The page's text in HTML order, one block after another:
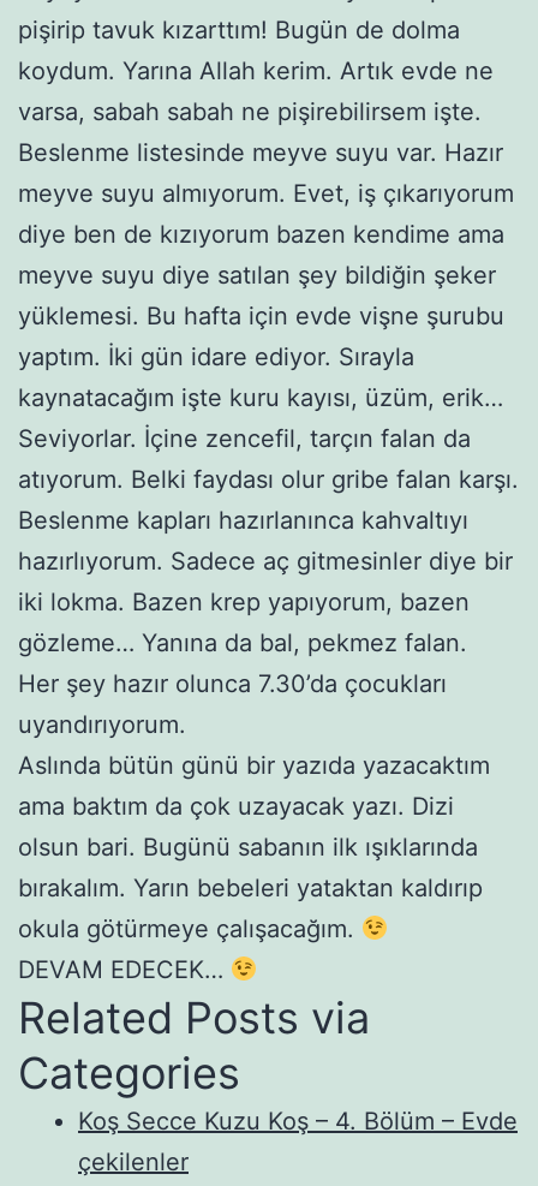
pişirip tavuk kızarttım! Bugün de dolma
koydum. Yarına Allah kerim. Artık evde ne
varsa, sabah sabah ne pişirebilirsem işte.
Beslenme listesinde meyve suyu var. Hazır
meyve suyu almıyorum. Evet, iş çıkarıyorum
diye ben de kızıyorum bazen kendime ama
meyve suyu diye satılan şey bildiğin şeker
yüklemesi. Bu hafta için evde vişne şurubu
yaptım. İki gün idare ediyor. Sırayla
kaynatacağım işte kuru kayısı, üzüm, erik…
Seviyorlar. İçine zencefil, tarçın falan da
atıyorum. Belki faydası olur gribe falan karşı.
Beslenme kapları hazırlanınca kahvaltıyı
hazırlıyorum. Sadece aç gitmesinler diye bir
iki lokma. Bazen krep yapıyorum, bazen
gözleme… Yanına da bal, pekmez falan.
Her şey hazır olunca 7.30’da çocukları
uyandırıyorum.
Aslında bütün günü bir yazıda yazacaktım
ama baktım da çok uzayacak yazı. Dizi
olsun bari. Bugünü sabanın ilk ışıklarında
bırakalım. Yarın bebeleri yataktan kaldırıp
okula götürmeye çalışacağım.
DEVAM EDECEK…
Related Posts via
Categories
Koş Secce Kuzu Koş – 4. Bölüm – Evde
çekilenler